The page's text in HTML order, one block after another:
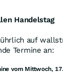
Handelstag
auf
Termine an:
vom Mittwoch,